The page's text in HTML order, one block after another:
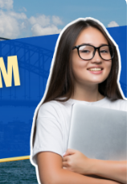
học tiềm năng